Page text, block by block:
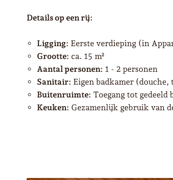
Details op een rij:
Ligging: Eerste verdieping (in
Grootte: ca. 15 m²
Aantal personen: 1 - 2 personen
Sanitair: Eigen badkamer
Buitenruimte: Toegang tot
Keuken: Gezamenlijk gebruik van